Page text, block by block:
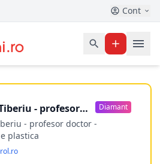
Cont
- profesor
Diamant
- profesor doctor -
plastica